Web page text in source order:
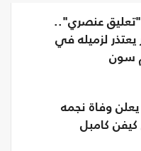
عنصري"..
يعتذر لزميله في
سون
يعلن وفاة نجمه
كيفن كامبل